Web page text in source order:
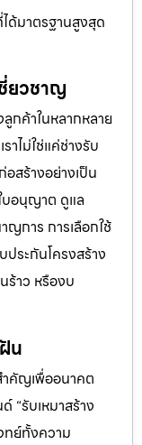
ด้มาตรฐานสูงสุด
ยวชาญ
ลูกค้าในหลากหลาย
ไม่ใช่แค่ช่างรับ
สร้างอย่างเป็น
บอนุญาต ดูแล
การ การเลือกใช้
ระกันโครงสร้าง
ร้าว หรืองบ
น
คัญเพื่ออนาคต
“รับเหมาสร้าง
ทย์ทั้งความ